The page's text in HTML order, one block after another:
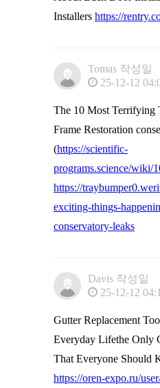
Installers https://
Tomas 작성일
25-12-12
The 10 Most Terrifying
Frame Restoration
(https://scientific-
programs.science/wiki/
https://
exciting-things-
conservatory-leaks
Davis 작성일
25-12-12
Gutter Replacement
Everyday Lifethe Only
That Everyone Should
https://oren-expo.ru/